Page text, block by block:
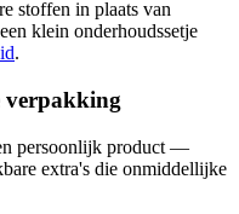
stoffen in plaats van
klein onderhoudssetje
.
verpakking
persoonlijk product —
extra's die onmiddellijke